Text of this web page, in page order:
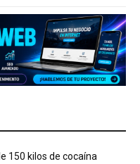
150 kilos de cocaína